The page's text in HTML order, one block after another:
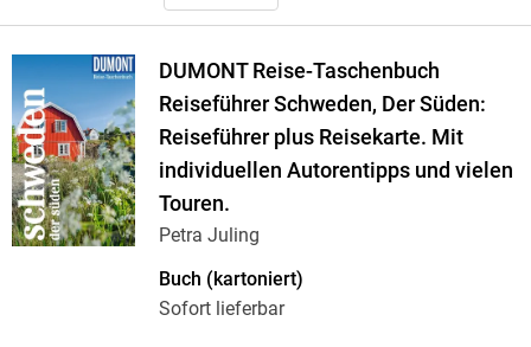
DUMONT Reise-Taschenbuch
Reiseführer Schweden, Der Süden:
Reiseführer plus Reisekarte. Mit
individuellen Autorentipps und vielen
Touren.
Petra Juling
Buch (kartoniert)
Sofort lieferbar